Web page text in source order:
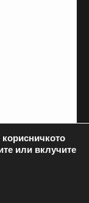
или вклучите